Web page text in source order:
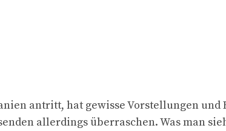
antritt, hat gewisse Vorstellungen
allerdings überraschen. Was man